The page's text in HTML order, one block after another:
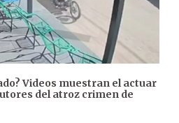
Videos muestran el actuar
del atroz crimen de